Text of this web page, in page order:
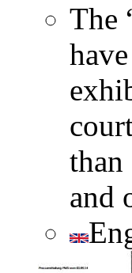
The
than
and